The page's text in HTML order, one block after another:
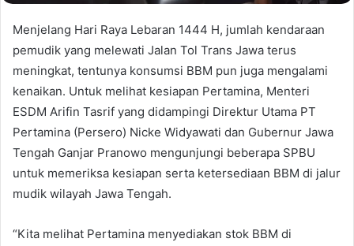
Menjelang Hari Raya Lebaran 1444 H, jumlah kendaraan
pemudik yang melewati Jalan Tol Trans Jawa terus
meningkat, tentunya konsumsi BBM pun juga mengalami
kenaikan. Untuk melihat kesiapan Pertamina, Menteri
ESDM Arifin Tasrif yang didampingi Direktur Utama PT
Pertamina (Persero) Nicke Widyawati dan Gubernur Jawa
Tengah Ganjar Pranowo mengunjungi beberapa SPBU
untuk memeriksa kesiapan serta ketersediaan BBM di jalur
mudik wilayah Jawa Tengah.
“Kita melihat Pertamina menyediakan stok BBM di